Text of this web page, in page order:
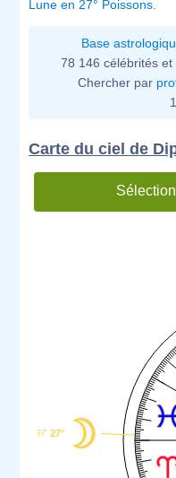
Lune en 27° Poissons
Base
78 146 célébrités et
Chercher par
Carte du ciel de
27°
37'